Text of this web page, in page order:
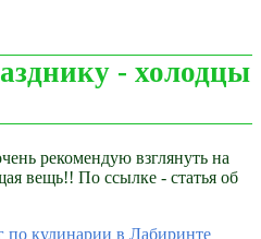
- холодцы
рекомендую взглянуть на
вещь!! По ссылке - статья об
по кулинарии в Лабиринте